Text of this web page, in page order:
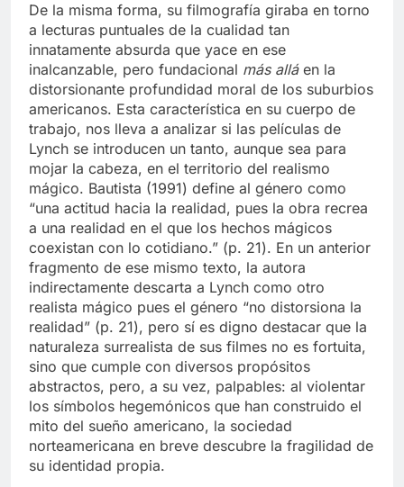
De la misma forma, su filmografía giraba en torno
a lecturas puntuales de la cualidad tan
innatamente absurda que yace en ese
inalcanzable, pero fundacional más alláen la
distorsionante profundidad moral de los suburbios
americanos. Esta característica en su cuerpo de
trabajo, nos lleva a analizar si las películas de
Lynch se introducen un tanto, aunque sea para
mojar la cabeza, en el territorio del realismo
mágico. Bautista (1991) define al género como
“una actitud hacia la realidad, pues la obra recrea
a una realidad en el que los hechos mágicos
coexistan con lo cotidiano.” (p. 21). En un anterior
fragmento de ese mismo texto, la autora
indirectamente descarta a Lynch como otro
realista mágico pues el género “no distorsiona la
realidad” (p. 21), pero sí es digno destacar que la
naturaleza surrealista de sus filmes no es fortuita,
sino que cumple con diversos propósitos
abstractos, pero, a su vez, palpables: al violentar
los símbolos hegemónicos que han construido el
mito del sueño americano, la sociedad
norteamericana en breve descubre la fragilidad de
su identidad propia.